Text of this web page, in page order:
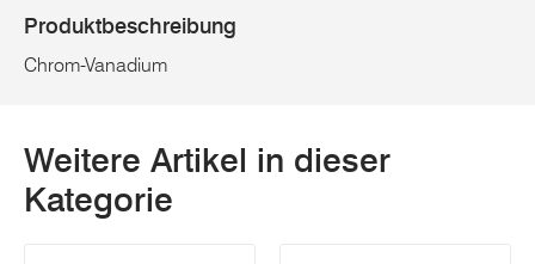
Produktbeschreibung
Chrom-Vanadium
Weitere Artikel in dieser
Kategorie